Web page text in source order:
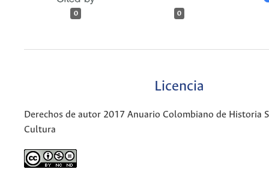
0 0
Licencia
Derechos de autor 2017 Anuario Colombiano de Historia
Cultura